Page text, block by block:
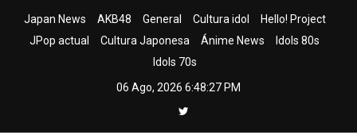
Japan News AKB48 General Cultura idol
Hello! Project
JPop actual
Cultura Japonesa Ánime News
Idols 80s
Idols 70s
06 Ago, 2026 6:48:28 PM